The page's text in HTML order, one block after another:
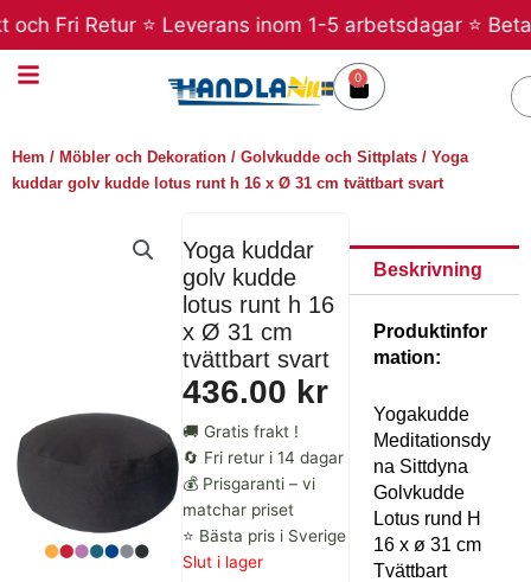
till
innehåll
Fri Retur ⭐ Leverans inom 1-5 arbetsdagar ⭐
0
Varukorg
Hem / Möbler och Dekoration / Golvkudde och Sittplats / Yoga
kuddar golv kudde lotus runt h 16 x Ø 31 cm tvättbart svart
Yoga kuddar
golv kudde
lotus runt h 16
x Ø 31 cm
tvättbart svart
436.00 kr
🚚 Gratis frakt !
🔄 Fri retur i 14 dagar
💰 Prisgaranti – vi
matchar priset
⭐ Bästa pris i Sverige
Slut i lager
Beskrivning
Produktinfor
mation:
Yogakudde
Meditationsdy
na Sittdyna
Golvkudde
Lotus rund H
16 x ø 31 cm
Tvättbart